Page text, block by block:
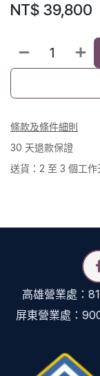
NT$ 39,800
條款及條件細則
30 天退款保證
送貨：2 至 3 個工作
高雄營業處：
屏東營業處：